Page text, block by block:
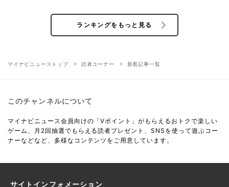
ランキングをもっと見る
マイナビニューストップ 読者コーナー 新着記事一覧
このチャンネルについて
マイナビニュース会員向けの「Vポイント」がもらえるおトクで楽しい
ゲーム、月2回抽選でもらえる読者プレゼント、SNSを使って遊ぶコー
ナーなどなど、多様なコンテンツをご用意しています。
サイトインフォメーション